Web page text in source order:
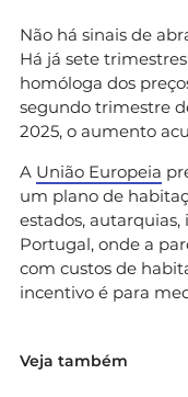
Não há sinais de
Há já sete
homóloga dos
segundo trimestre
2025, o aumento
A União Europeia
um plano de
estados, autarquias,
Portugal, onde a
com custos de
incentivo é para
Veja também